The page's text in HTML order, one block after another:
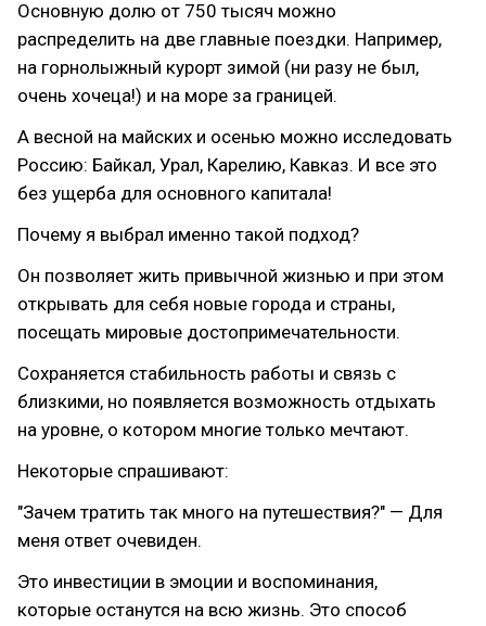
Основную долю от 750 тысяч можно
распределить на две главные поездки. Например,
на горнолыжный курорт зимой (ни разу не был,
очень хочеца!) и на море за границей.
А весной на майских и осенью можно исследовать
Россию: Байкал, Урал, Карелию, Кавказ. И все это
без ущерба для основного капитала!
Почему я выбрал именно такой подход?
Он позволяет жить привычной жизнью и при этом
открывать для себя новые города и страны,
посещать мировые достопримечательности.
Сохраняется стабильность работы и связь с
близкими, но появляется возможность отдыхать
на уровне, о котором многие только мечтают.
Некоторые спрашивают:
"Зачем тратить так много на путешествия?" — Для
меня ответ очевиден.
Это инвестиции в эмоции и воспоминания,
которые останутся на всю жизнь. Это способ